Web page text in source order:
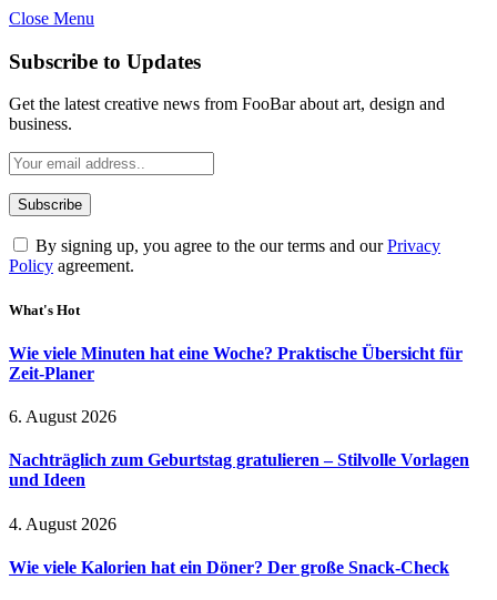
Close Menu
Subscribe to Updates
Get the latest creative news from FooBar about art, design and
business.
By signing up, you agree to the our terms and ourPrivacy
Policy agreement.
What's Hot
Wie viele Minuten hat eine Woche? Praktische Übersicht für
Zeit-Planer
6. August 2026
Nachträglich zum Geburtstag gratulieren – Stilvolle Vorlagen
und Ideen
4. August 2026
Wie viele Kalorien hat ein Döner? Der große Snack-Check